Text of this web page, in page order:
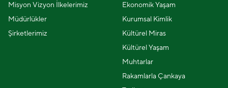
Misyon Vizyon İlkelerimiz
Müdürlükler
Şirketlerimiz
Ekonomik Yaşam
Kurumsal Kimlik
Kültürel Miras
Kültürel Yaşam
Muhtarlar
Rakamlarla Çankaya